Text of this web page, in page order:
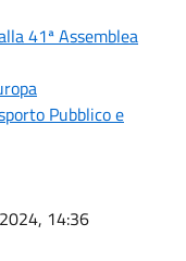
41ª Assemblea
Pubblico e
14:36